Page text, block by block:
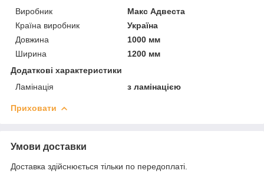
Виробник
Макс Адвеста
Країна виробник
Україна
Довжина
1000 мм
Ширина
1200 мм
Додаткові характеристики
Ламінація
з ламінацією
Приховати
Умови доставки
Доставка здійснюється тільки по передоплаті.